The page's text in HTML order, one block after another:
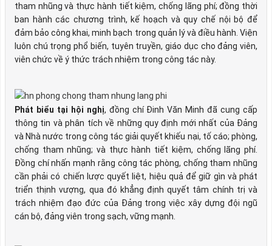
tham nhũng và thực hành tiết kiệm, chống lãng phí; đồng thời
ban hành các chương trình, kế hoạch và quy chế nội bộ để
đảm bảo công khai, minh bạch trong quản lý và điều hành. Viện
luôn chú trọng phổ biến, tuyên truyền, giáo dục cho đảng viên,
viên chức về ý thức trách nhiệm trong công tác này.
Phát biểu tại hội nghị, đồng chí Đinh Văn Minh đã cung cấp
thông tin và phân tích về những quy định mới nhất của Đảng
và Nhà nước trong công tác giải quyết khiếu nại, tố cáo; phòng,
chống tham nhũng; và thực hành tiết kiệm, chống lãng phí.
Đồng chí nhấn mạnh rằng công tác phòng, chống tham nhũng
cần phải có chiến lược quyết liệt, hiệu quả để giữ gìn và phát
triển thịnh vượng, qua đó khẳng định quyết tâm chính trị và
trách nhiệm đạo đức của Đảng trong việc xây dựng đội ngũ
cán bộ, đảng viên trong sạch, vững mạnh.